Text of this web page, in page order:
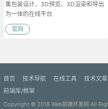
集包装设计、3D预览、3D渲染和导出
为一体的在线平台
官网
首页 技术导航 在线工具 技术文章
前端库/框架